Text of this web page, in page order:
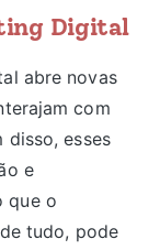
Digital
abre novas
com
disso, esses
e
que o
tudo, pode